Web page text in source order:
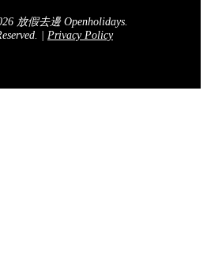
放假去邊 Openholidays.
Privacy Policy